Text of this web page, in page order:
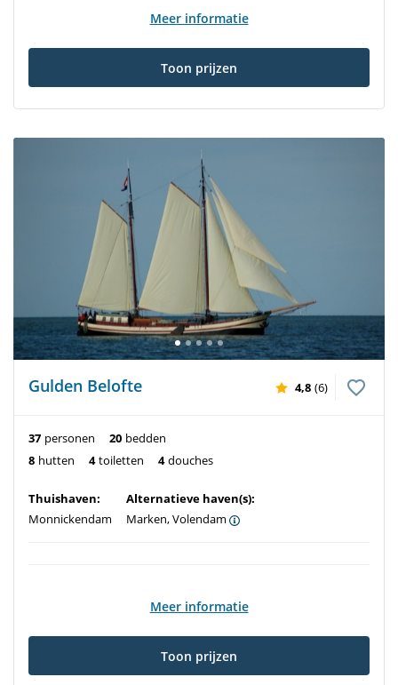
Meer informatie
Toon prijzen
Gulden Belofte 4,8 (6)
37 personen 20 bedden
8 hutten 4 toiletten 4 douches
Thuishaven:
Monnickendam
Alternatieve haven(s):
Marken, Volendam
Meer informatie
Toon prijzen